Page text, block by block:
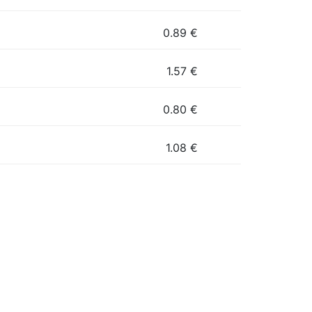
0.89 €
1.57 €
0.80 €
1.08 €